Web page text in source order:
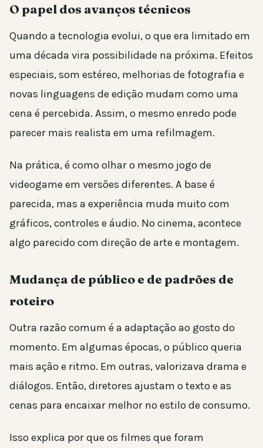
O papel dos avanços técnicos
Quando a tecnologia evolui, o que era limitado em
uma década vira possibilidade na próxima. Efeitos
especiais, som estéreo, melhorias de fotografia e
novas linguagens de edição mudam como uma
cena é percebida. Assim, o mesmo enredo pode
parecer mais realista em uma refilmagem.
Na prática, é como olhar o mesmo jogo de
videogame em versões diferentes. A base é
parecida, mas a experiência muda muito com
gráficos, controles e áudio. No cinema, acontece
algo parecido com direção de arte e montagem.
Mudança de público e de padrões de
roteiro
Outra razão comum é a adaptação ao gosto do
momento. Em algumas épocas, o público queria
mais ação e ritmo. Em outras, valorizava drama e
diálogos. Então, diretores ajustam o texto e as
cenas para encaixar melhor no estilo de consumo.
Isso explica por que os filmes que foram